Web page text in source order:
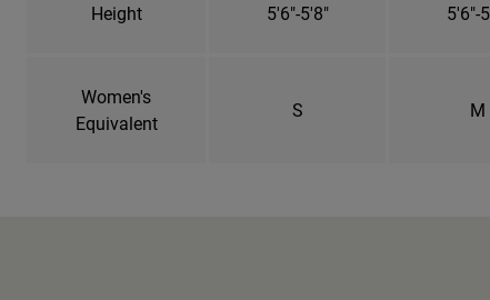
Height 5'6"-5'8" 5'6"-
Women's
Equivalent
S M